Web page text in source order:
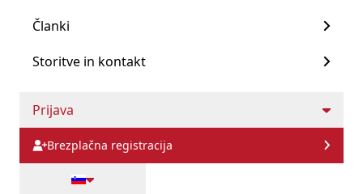
Upravljane storitve
Članki
Storitve in kontakt
Prijava
Brezplačna registracija
Katere nadzorne plošče